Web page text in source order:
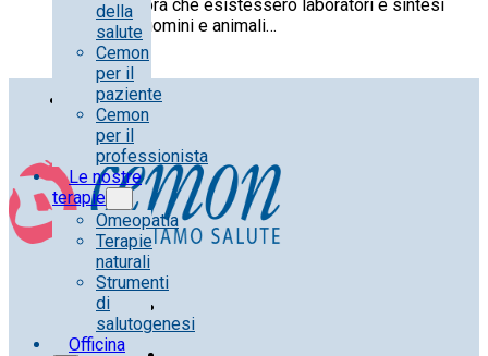
della
salute
Cemon
per il
paziente
Cemon
per il
professionista
Le nostre
terapie
Omeopatia
Terapie
naturali
Strumenti
di
salutogenesi
Officina
Prima ancora che esistessero laboratori e sintesi
chimiche, uomini e animali…